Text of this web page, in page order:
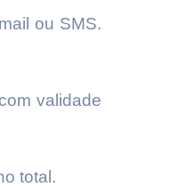
ou SMS.
validade
total.